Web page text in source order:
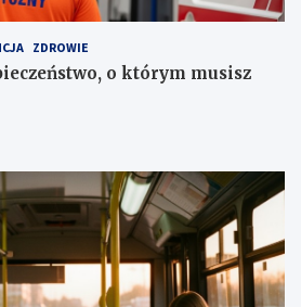
ZDROWIE
o którym musisz